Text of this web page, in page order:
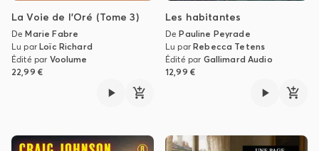
La Voie de l'Oré (Tome 3)
DeMarie Fabre
Lu parLoïc Richard
Édité par Voolume
22,99 €
Les habitantes
DePauline Peyrade
Lu parRebecca Tetens
Édité par Gallimard Audio
12,99 €